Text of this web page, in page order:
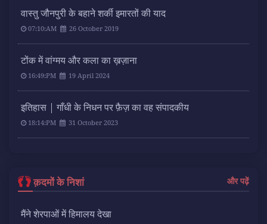
वास्तु जौनपुरी के बहाने शर्की इमारतों की याद
07:10:AM 26 October 2019
टोंक में वांग्मय और कला का ख़ज़ाना
16:49:PM 19 April 2024
इतिहास | गाँधी के निधन पर फ़ैज़ का वह संपादकीय
18:14:PM 31 October 2023
क़दमों के निशां और पढ़ें
मैंने शेरपाओं में हिमालय देखा